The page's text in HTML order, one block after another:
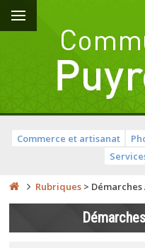
Commerce et artisanat
Rubriques >